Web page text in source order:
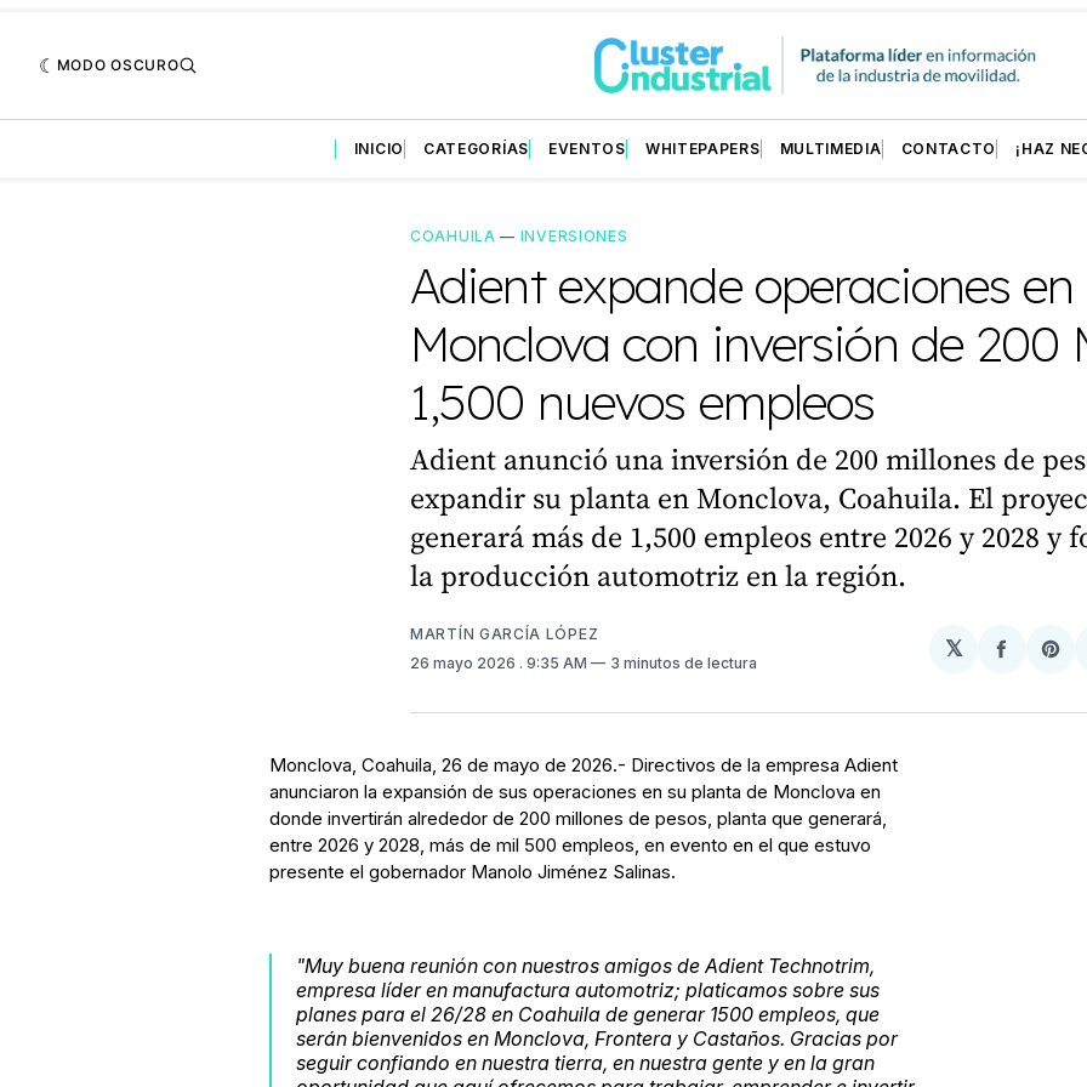
MODO OSCURO
INICIO CATEGORÍAS EVENTOS WHITEPAPERS MULTIMEDIA CONTACTO ¡HAZ
COAHUILA — INVERSIONES
Adient expande operaciones en
Monclova con inversión de 200
1,500 nuevos empleos
Adient anunció una inversión de 200 millones de
expandir su planta en Monclova, Coahuila. El
generará más de 1,500 empleos entre 2026 y 2028 y
la producción automotriz en la región.
MARTÍN GARCÍA LÓPEZ
26 mayo 2026 . 9:35 AM 3 minutos de lectura
𝕏
Monclova, Coahuila, 26 de mayo de 2026.- Directivos de la empresa Adient
anunciaron la expansión de sus operaciones en su planta de Monclova en
donde invertirán alrededor de 200 millones de pesos, planta que generará,
entre 2026 y 2028, más de mil 500 empleos, en evento en el que estuvo
presente el gobernador Manolo Jiménez Salinas.
"Muy buena reunión con nuestros amigos de Adient Technotrim,
empresa líder en manufactura automotriz; platicamos sobre sus
planes para el 26/28 en Coahuila de generar 1500 empleos, que
serán bienvenidos en Monclova, Frontera y Castaños. Gracias por
seguir confiando en nuestra tierra, en nuestra gente y en la gran